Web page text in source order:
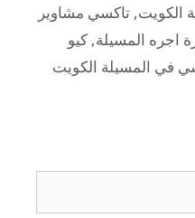
الكويت, تاكسي مشاوير
اجره المسيلة, كيو
في المسيلة الكويت